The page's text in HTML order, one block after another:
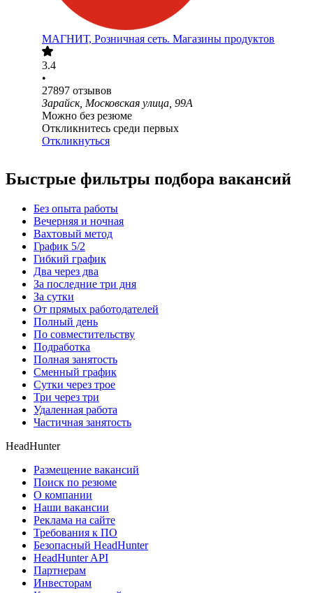
МАГНИТ, Розничная сеть. Магазины продуктов
3.4
•
27897 отзывов
Зарайск, Московская улица, 99А
Можно без резюме
Откликнитесь среди первых
Откликнуться
Быстрые фильтры подбора вакансий
Без опыта работы
Вечерняя и ночная
Вахтовый метод
График 5/2
Гибкий график
Два через два
За последние три дня
За сутки
От прямых работодателей
Полный день
По совместительству
Подработка
Полная занятость
Сменный график
Сутки через трое
Три через три
Удаленная работа
Частичная занятость
HeadHunter
Размещение вакансий
Поиск по резюме
О компании
Наши вакансии
Реклама на сайте
Требования к ПО
Безопасный HeadHunter
HeadHunter API
Партнерам
Инвесторам